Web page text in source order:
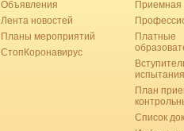
Объявления
Лента новостей
Планы мероприятий
СтопКоронавирус
Приемная
Платные
испытания
План
Список